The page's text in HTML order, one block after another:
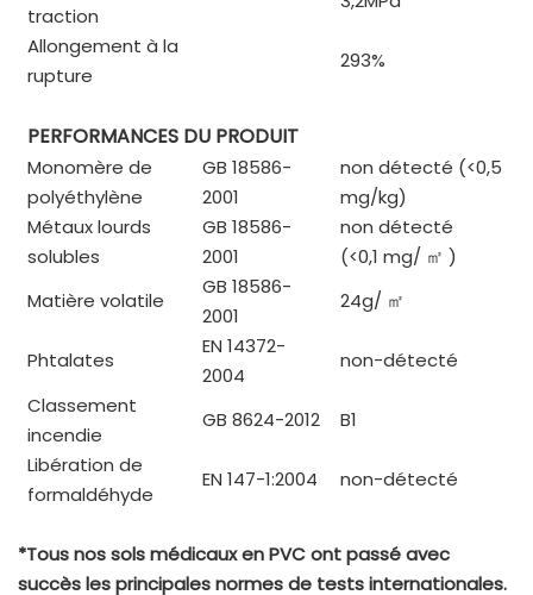
traction
Allongement à la
rupture
293%
PERFORMANCES DU PRODUIT
Monomère de
polyéthylène
GB 18586-
2001
non détecté (<0,5
mg/kg)
Métaux lourds
solubles
GB 18586-
2001
non détecté
(<0,1 mg/ ㎡ )
Matière volatile
GB 18586-
2001
24g/ ㎡
Phtalates
EN 14372-
2004
non-détecté
Classement
incendie
GB 8624-2012
B1
Libération de
formaldéhyde
EN 147-1:2004 non-détecté
*Tous nos sols médicaux en PVC ont passé avec
succès les principales normes de tests internationales.